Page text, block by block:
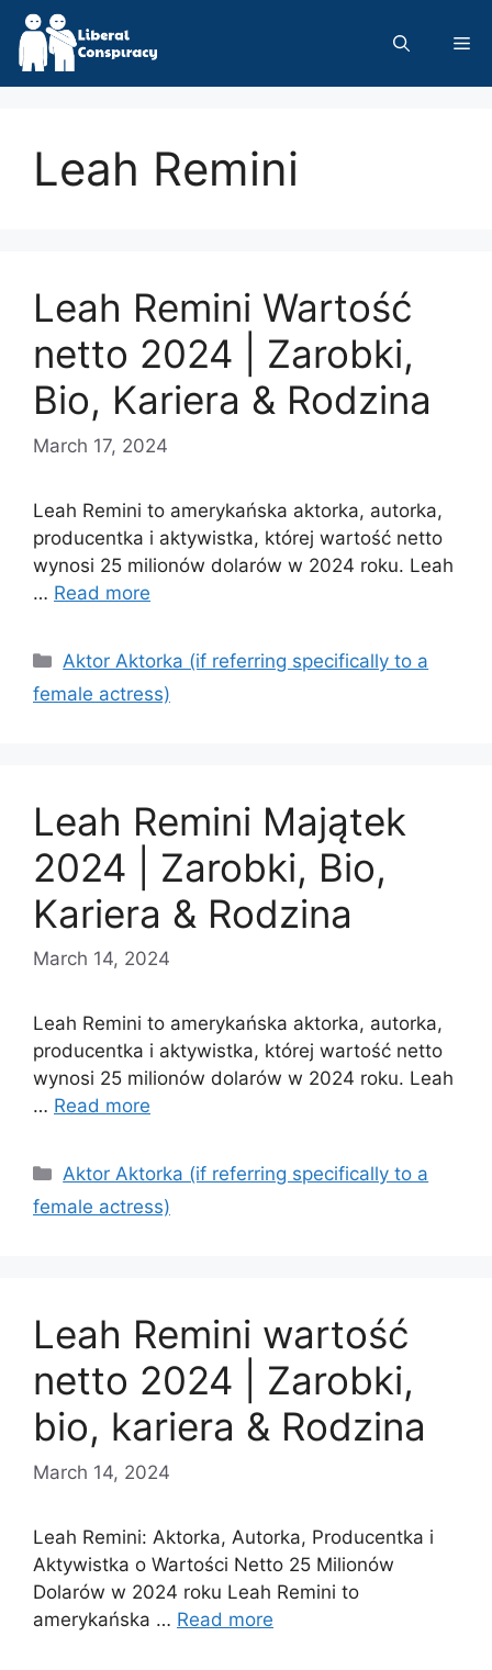
Skip
content
Leah Remini
Leah Remini Wartość
netto 2024 | Zarobki,
Bio, Kariera & Rodzina
March 17, 2024
Leah Remini to amerykańska aktorka, autorka,
producentka i aktywistka, której wartość netto
wynosi 25 milionów dolarów w 2024 roku. Leah
… Read more
Categories
Aktor Aktorka (if referring specifically to a
female actress)
Leah Remini Majątek
2024 | Zarobki, Bio,
Kariera & Rodzina
March 14, 2024
Leah Remini to amerykańska aktorka, autorka,
producentka i aktywistka, której wartość netto
wynosi 25 milionów dolarów w 2024 roku. Leah
… Read more
Categories
Aktor Aktorka (if referring specifically to a
female actress)
Leah Remini wartość
netto 2024 | Zarobki,
bio, kariera & Rodzina
March 14, 2024
Leah Remini: Aktorka, Autorka, Producentka i
Aktywistka o Wartości Netto 25 Milionów
Dolarów w 2024 roku Leah Remini to
amerykańska … Read more